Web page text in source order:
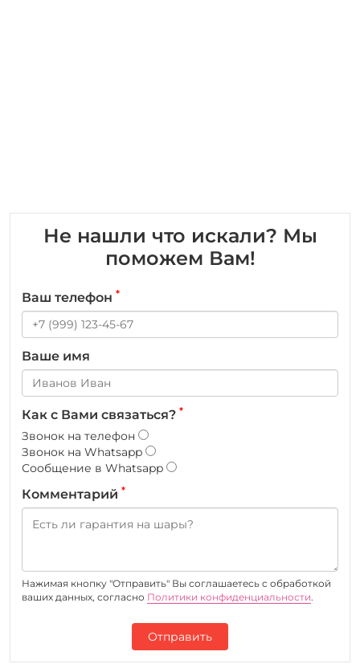
Не нашли что искали? Мы
поможем Вам!
Ваш телефон *
Ваше имя
Как с Вами связаться? *
Звонок на телефон
Звонок на Whatsapp
Сообщение в Whatsapp
Комментарий *
Нажимая кнопку "Отправить" Вы соглашаетесь c обработкой
ваших данных, согласно Политики конфиденциальности.
Отправить